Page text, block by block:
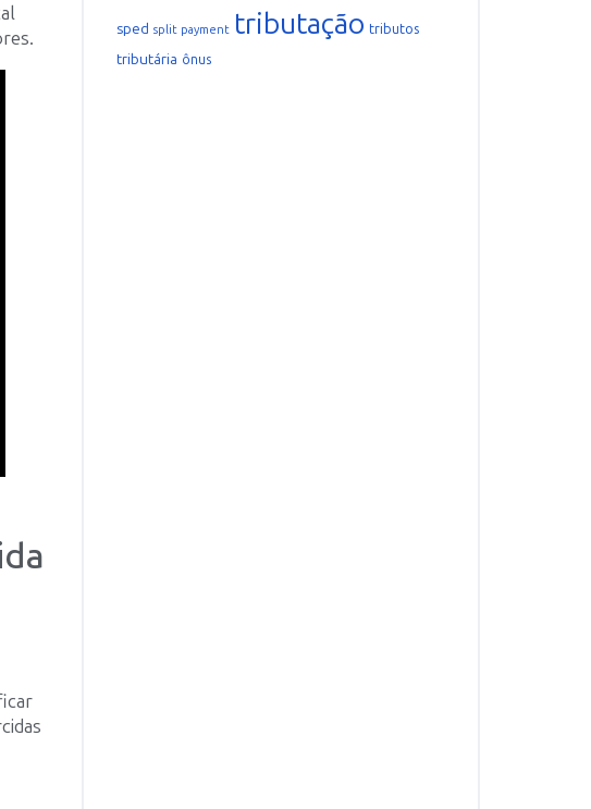
sped split payment tributação tributos
tributária ônus